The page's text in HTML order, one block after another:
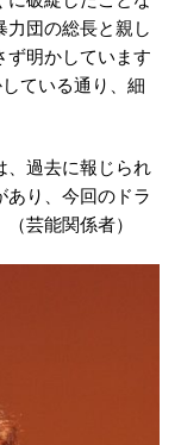
力団の総長と親し
ず明かしています
ている通り、細
過去に報じられ
あり、今回のドラ
芸能関係者）